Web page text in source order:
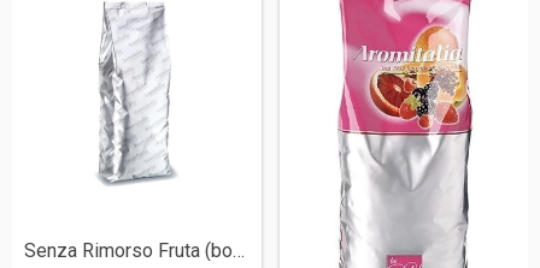
Senza Rimorso Fruta (bolsa x 3 kgs)